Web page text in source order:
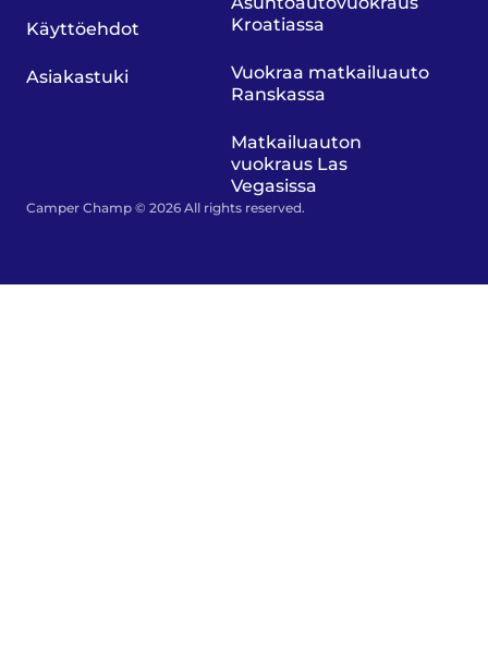
Käyttöehdot
Asiakastuki
Kroatiassa
Vuokraa matkailuauto
Ranskassa
Matkailuauton
vuokraus Las
Vegasissa
Camper Champ © 2026 All rights reserved.